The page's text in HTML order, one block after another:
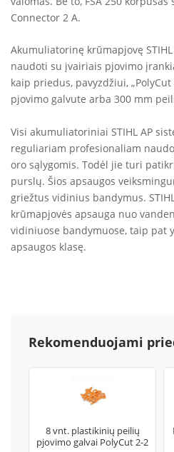
Connector 2 A.
Akumuliatorinę krūmapjovę
naudoti su įvairiais pjovimo
kaip priedus, pavyzdžiui,
pjovimo galvute arba 300 mm
Visi akumuliatoriniai STIHL AP
reguliariam profesionaliam
oro sąlygomis. Todėl jie turi
purslų. Šios apsaugos
griežtus vidinius bandymus.
krūmapjovės apsauga nuo
vidiniuose bandymuose, taip pat
apsaugos klasę.
Rekomenduojami
8 vnt. plastikinių peilių
pjovimo galvai PolyCut 2-2